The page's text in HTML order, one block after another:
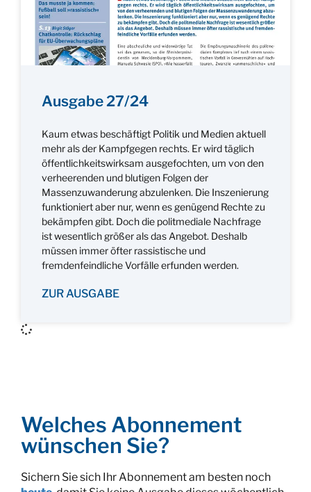
Ausgabe 27/24
Kaum etwas beschäftigt Politik und Medien aktuell
mehr als der Kampfgegen rechts. Er wird täglich
öffentlichkeitswirksam ausgefochten, um von den
verheerenden und blutigen Folgen der
Massenzuwanderung abzulenken. Die Inszenierung
funktioniert aber nur, wenn es genügend Rechte zu
bekämpfen gibt. Doch die politmediale Nachfrage
ist wesentlich größer als das Angebot. Deshalb
müssen immer öfter rassistische und
fremdenfeindliche Vorfälle erfunden werden.
ZUR AUSGABE
Welches Abonnement
wünschen Sie?
Sichern Sie sich Ihr Abonnement am besten noch